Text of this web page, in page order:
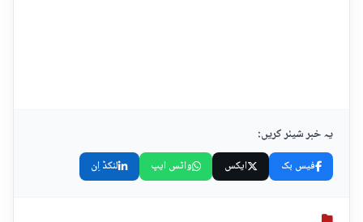
یہ خبر شیئر کریں:
فیس بک ایکس واٹس ایپ لنکڈ اِن